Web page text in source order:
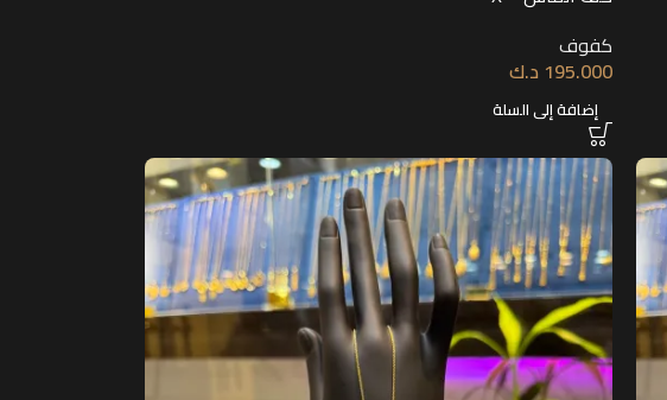
كفوف
195.000 د.ك
إضافة إلى السلة